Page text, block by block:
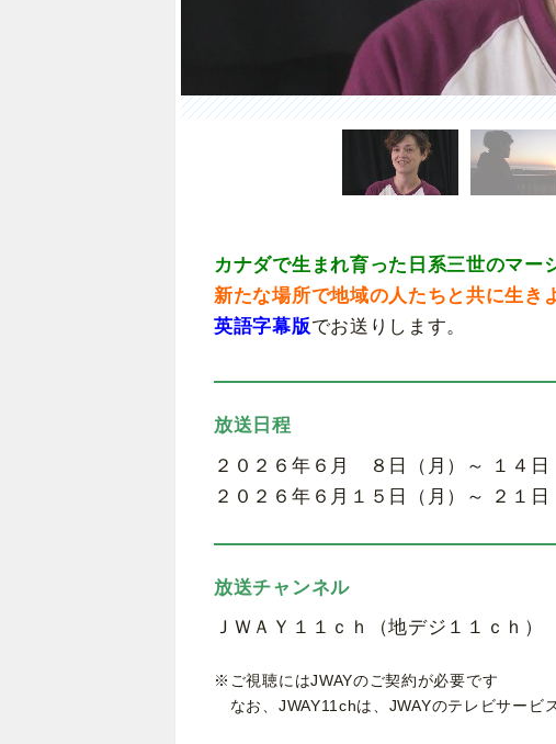
カナダで生まれ育った日系三世のマー
新たな場所で地域の人たちと共に生き
英語字幕版でお送りします。
放送日程
２０２６年６月 ８日（月）～ １４
２０２６年６月１５日（月）～ ２１
放送チャンネル
ＪＷＡＹ１１ｃｈ（地デジ１１ｃｈ）
※ご視聴にはJWAYのご契約が必要です
なお、JWAY11chは、JWAYのテレビサービ